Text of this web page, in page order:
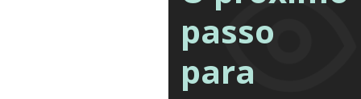
passo
para